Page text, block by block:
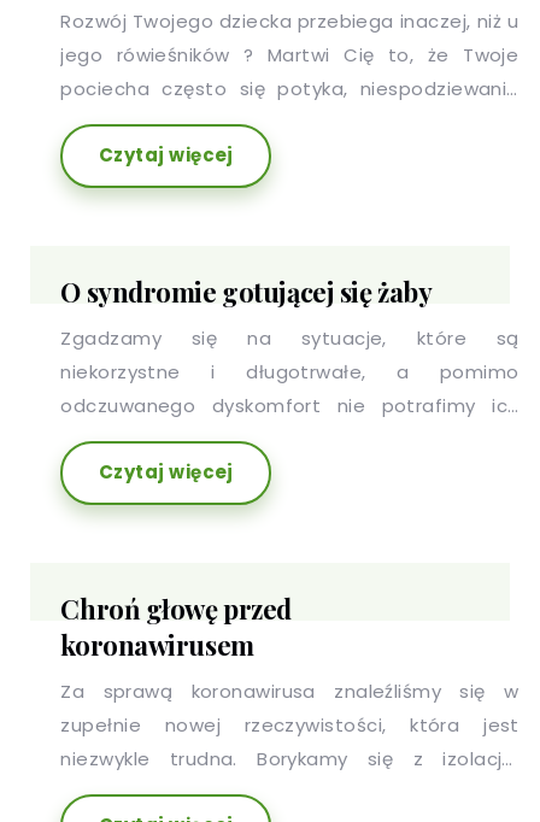
Rozwój Twojego dziecka przebiega inaczej, niż u
jego rówieśników ? Martwi Cię to, że Twoje
pociecha często się potyka, niespodziewanie
popada w ataki złości, przejawia problemy w
koncentracji uwagi i łatwo się rozprasza? Warto
wesprzeć rozwój Twojego dziecka!
Czytaj więcej
O syndromie gotującej się żaby
Zgadzamy się na sytuacje, które są
niekorzystne i długotrwałe, a pomimo
odczuwanego dyskomfort nie potrafimy ich
przerwać. Powodów może być wiele: toksyczny
związek, zależność emocjonalna czy
nieumiejętność określenia, co dzieję się wokół
wypalenia? Chcielibyśmy przybliżyć Ci historię o
żabie, która nie wiedziała, że się właśnie gotuje.
Czytaj więcej
Chroń głowę przed
koronawirusem
Za sprawą koronawirusa znaleźliśmy się w
zupełnie nowej rzeczywistości, która jest
niezwykle trudna. Borykamy się z izolacją,
wytrwale sprawdzamy doniesienia dotyczące